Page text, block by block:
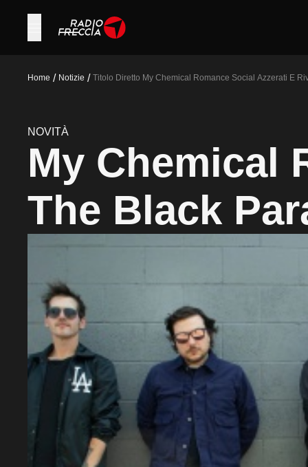
Home / Notizie / Titolo Diretto My Chemical Romance Social Azzerati E
NOVITÀ
My Chemical
The Black